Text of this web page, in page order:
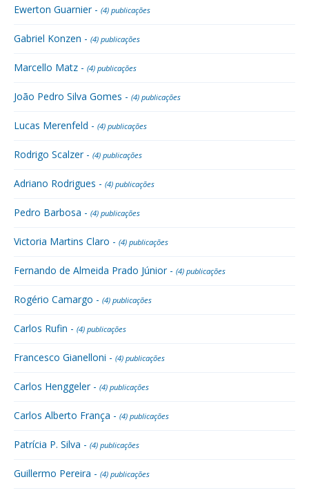
Ewerton Guarnier - (4) publicações
Gabriel Konzen - (4) publicações
Marcello Matz - (4) publicações
João Pedro Silva Gomes - (4) publicações
Lucas Merenfeld - (4) publicações
Rodrigo Scalzer - (4) publicações
Adriano Rodrigues - (4) publicações
Pedro Barbosa - (4) publicações
Victoria Martins Claro - (4) publicações
Fernando de Almeida Prado Júnior - (4) publicações
Rogério Camargo - (4) publicações
Carlos Rufin - (4) publicações
Francesco Gianelloni - (4) publicações
Carlos Henggeler - (4) publicações
Carlos Alberto França - (4) publicações
Patrícia P. Silva - (4) publicações
Guillermo Pereira - (4) publicações